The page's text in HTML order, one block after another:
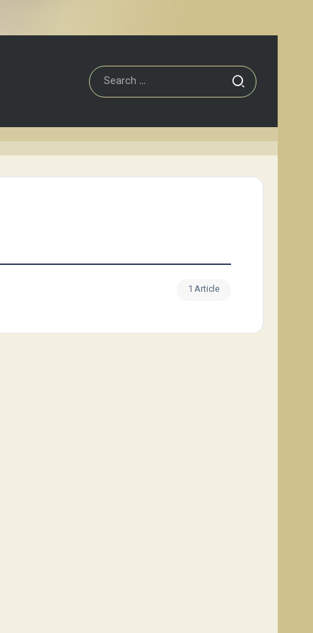
1 Article